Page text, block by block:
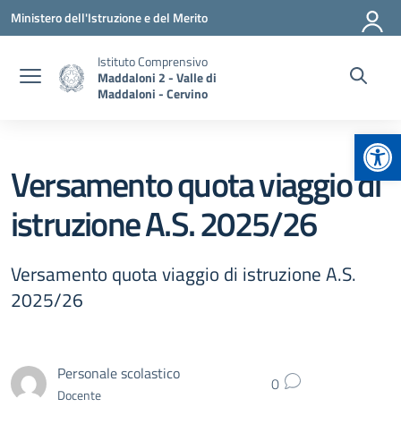
Vai ai contenuti
Vai al menu di navigazione
Vai al footer
Ministero dell'Istruzione e del Merito
Istituto Comprensivo
Maddaloni 2 - Valle di
Maddaloni - Cervino
Versamento quota viaggio di
istruzione A.S. 2025/26
Versamento quota viaggio di istruzione A.S.
2025/26
Personale scolastico
Docente 0